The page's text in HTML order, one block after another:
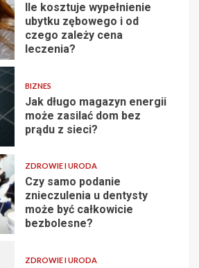
Ile kosztuje wypełnienie
ubytku zębowego i od
czego zależy cena
leczenia?
BIZNES
Jak długo magazyn energii
może zasilać dom bez
prądu z sieci?
ZDROWIE I URODA
Czy samo podanie
znieczulenia u dentysty
może być całkowicie
bezbolesne?
ZDROWIE I URODA